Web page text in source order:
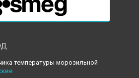
температуры морозильной